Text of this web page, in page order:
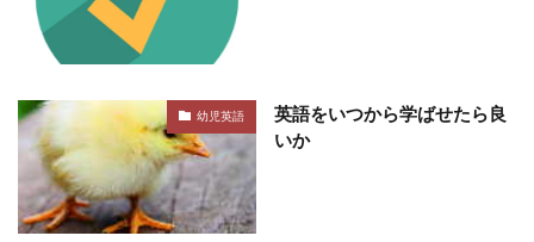
幼児英語
英語をいつから学ばせたら良
いか